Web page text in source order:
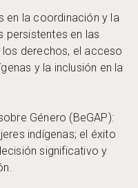
en la coordinación y la
persistentes en las
derechos, el acceso
y la inclusión en la
Género (BeGAP):
indígenas; el éxito
significativo y